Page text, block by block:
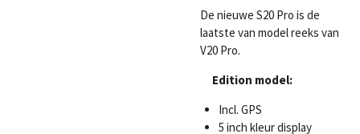
De nieuwe S20 Pro is de
laatste van model reeks van
V20 Pro.
Edition model:
Incl. GPS
5 inch kleur display